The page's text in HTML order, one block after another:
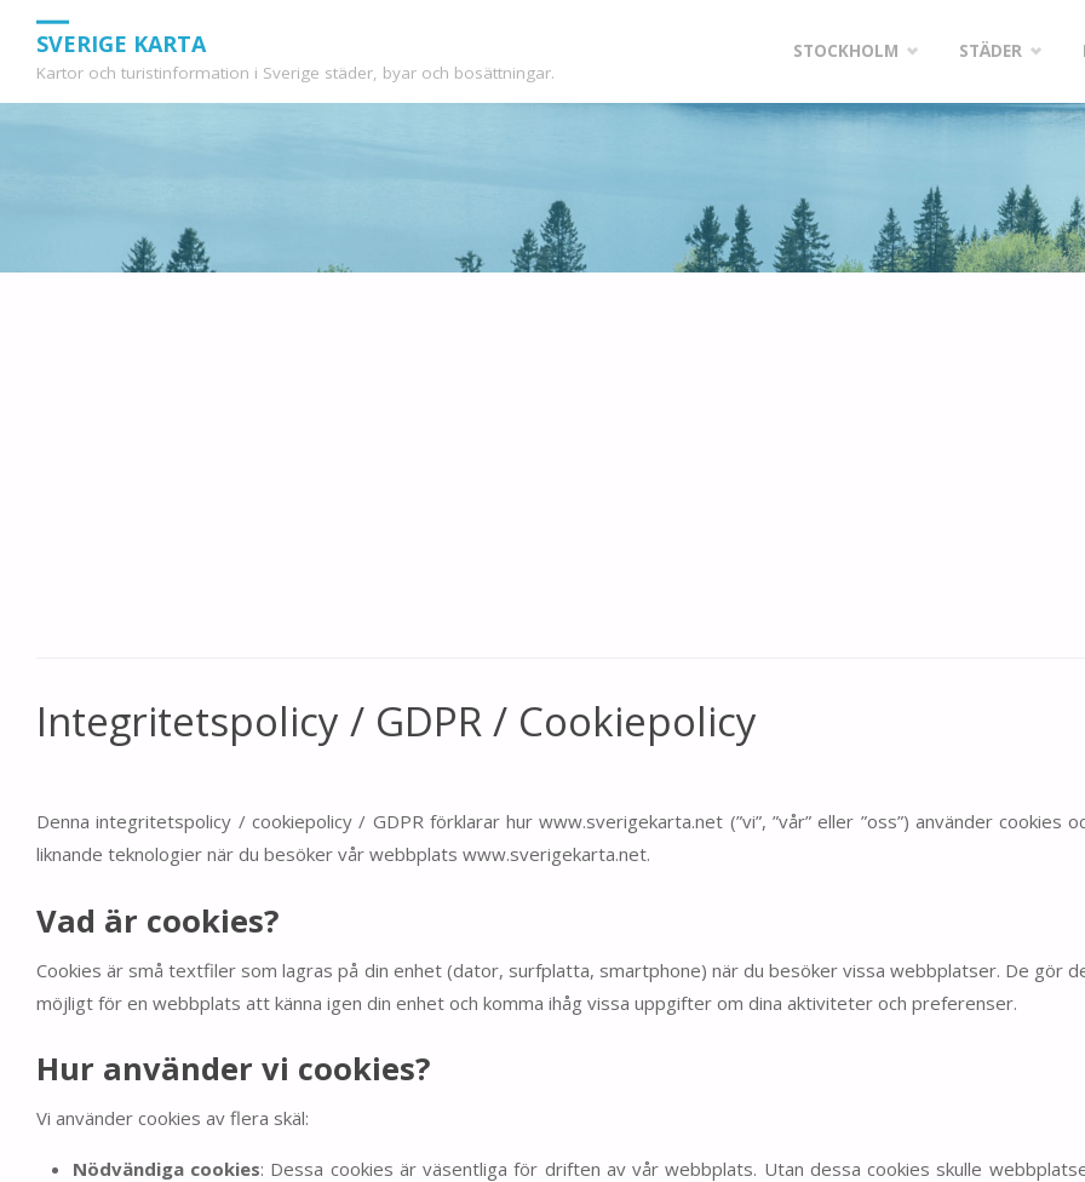
SVERIGE KARTA
Kartor och turistinformation i Sverige städer, byar och bosättningar.
STOCKHOLM STÄDER
Integritetspolicy / GDPR / Cookiepolicy
Denna integritetspolicy / cookiepolicy / GDPR förklarar hur www.sverigekarta.net (”vi”, ”vår” eller ”oss”) använder cookies
liknande teknologier när du besöker vår webbplats www.sverigekarta.net.
Vad är cookies?
Cookies är små textfiler som lagras på din enhet (dator, surfplatta, smartphone) när du besöker vissa webbplatser. De gör
möjligt för en webbplats att känna igen din enhet och komma ihåg vissa uppgifter om dina aktiviteter och preferenser.
Hur använder vi cookies?
Vi använder cookies av flera skäl:
Nödvändiga cookies: Dessa cookies är väsentliga för driften av vår webbplats. Utan dessa cookies skulle